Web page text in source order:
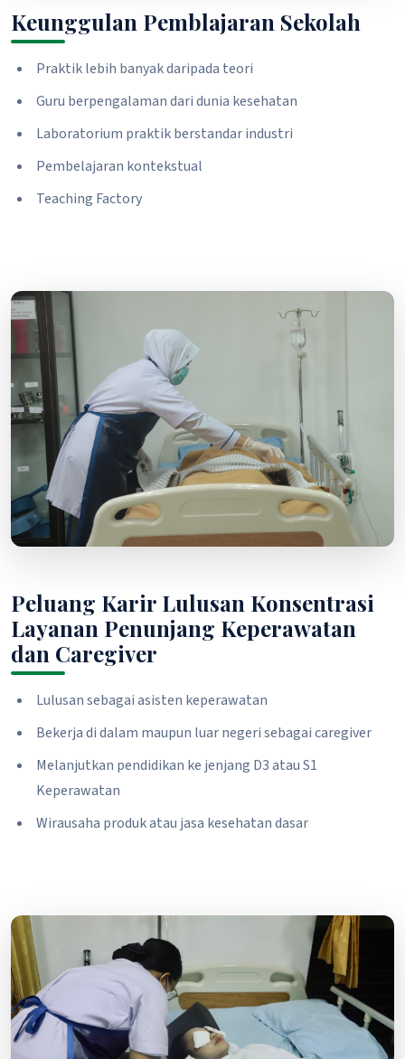
Keunggulan Pemblajaran Sekolah
Praktik lebih banyak daripada teori
Guru berpengalaman dari dunia kesehatan
Laboratorium praktik berstandar industri
Pembelajaran kontekstual
Teaching Factory
Peluang Karir Lulusan Konsentrasi
Layanan Penunjang Keperawatan
dan Caregiver
Lulusan sebagai asisten keperawatan
Bekerja di dalam maupun luar negeri sebagai caregiver
Melanjutkan pendidikan ke jenjang D3 atau S1
Keperawatan
Wirausaha produk atau jasa kesehatan dasar